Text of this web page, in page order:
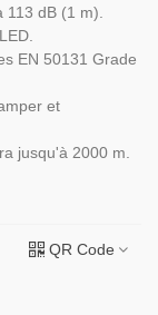
dB (1 m).
EN 50131 Grade
et
jusqu'à 2000 m.
QR Code